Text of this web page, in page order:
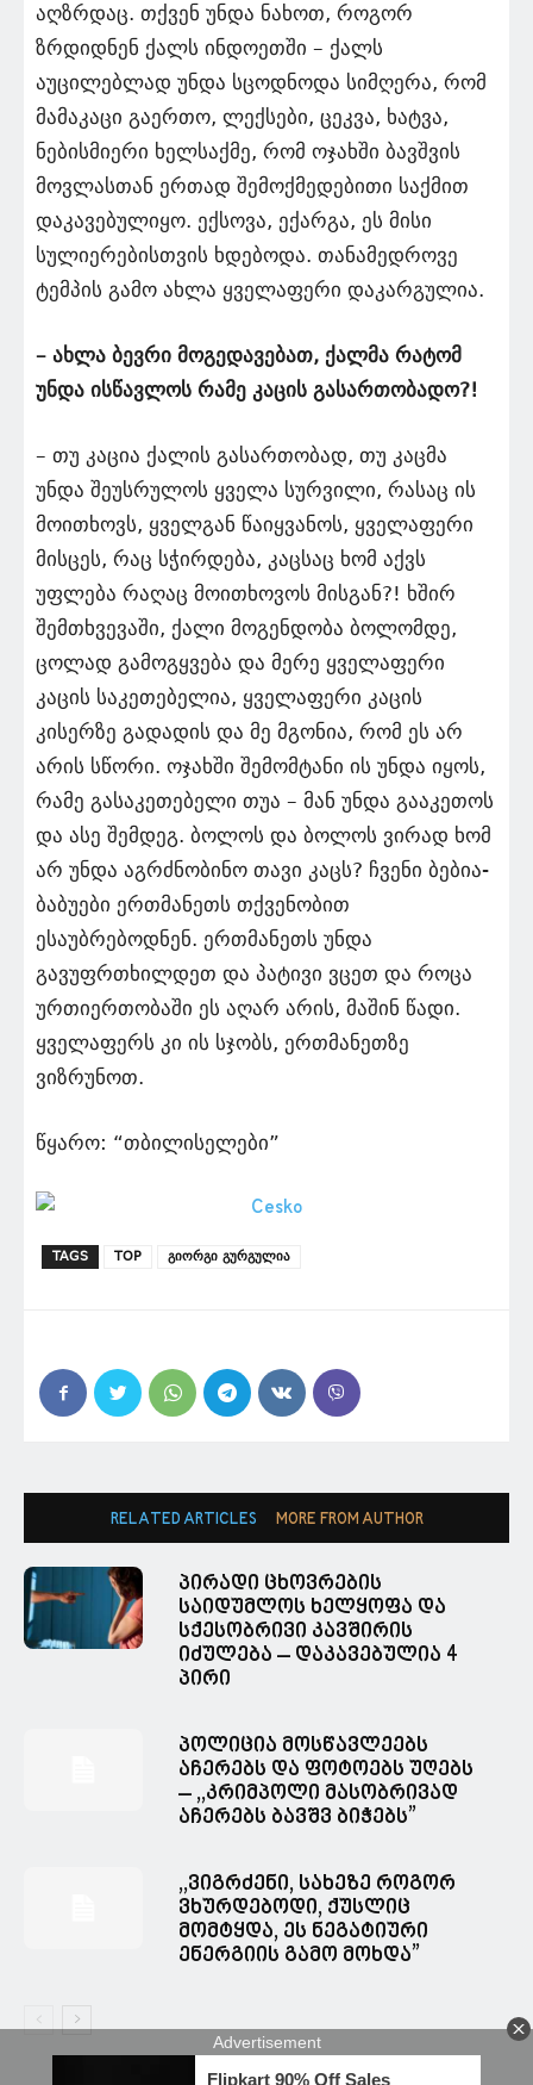
აღზრდაც. თქვენ უნდა ნახოთ, როგორ
ზრდიდნენ ქალს ინდოეთში – ქალს
აუცილებლად უნდა სცოდნოდა სიმღერა, რომ
მამაკაცი გაერთო, ლექსები, ცეკვა, ხატვა,
ნებისმიერი ხელსაქმე, რომ ოჯახში ბავშვის
მოვლასთან ერთად შემოქმედებითი საქმით
დაკავებულიყო. ექსოვა, ექარგა, ეს მისი
სულიერებისთვის ხდებოდა. თანამედროვე
ტემპის გამო ახლა ყველაფერი დაკარგულია.
– ახლა ბევრი მოგედავებათ, ქალმა რატომ
უნდა ისწავლოს რამე კაცის გასართობადო?!
– თუ კაცია ქალის გასართობად, თუ კაცმა
უნდა შეუსრულოს ყველა სურვილი, რასაც ის
მოითხოვს, ყველგან წაიყვანოს, ყველაფერი
მისცეს, რაც სჭირდება, კაცსაც ხომ აქვს
უფლება რაღაც მოითხოვოს მისგან?! ხშირ
შემთხვევაში, ქალი მოგენდობა ბოლომდე,
ცოლად გამოგყვება და მერე ყველაფერი
კაცის საკეთებელია, ყველაფერი კაცის
კისერზე გადადის და მე მგონია, რომ ეს არ
არის სწორი. ოჯახში შემომტანი ის უნდა იყოს,
რამე გასაკეთებელი თუა – მან უნდა გააკეთოს
და ასე შემდეგ. ბოლოს და ბოლოს ვირად ხომ
არ უნდა აგრძნობინო თავი კაცს? ჩვენი ბებია-
ბაბუები ერთმანეთს თქვენობით
ესაუბრებოდნენ. ერთმანეთს უნდა
გავუფრთხილდეთ და პატივი ვცეთ და როცა
ურთიერთობაში ეს აღარ არის, მაშინ წადი.
ყველაფერს კი ის სჯობს, ერთმანეთზე
ვიზრუნოთ.
წყარო: “თბილისელები”
TAGS TOP გიორგი გურგულია
RELATED ARTICLES MORE FROM AUTHOR
პირადი ცხოვრების
საიდუმლოს ხელყოფა და
სქესობრივი კავშირის
იძულება – დაკავებულია 4
პირი
პოლიცია მოსწავლეებს
აჩერებს და ფოტოებს უღებს
– ,,კრიმპოლი მასობრივად
აჩერებს ბავშვ ბიჭებს”
,,ვიგრძენი, სახეზე როგორ
ვხურდებოდი, ქუსლიც
მომტყდა, ეს ნეგატიური
ენერგიის გამო მოხდა”